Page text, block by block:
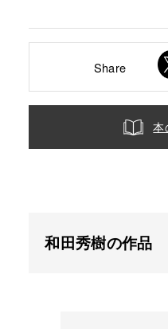
Share
本
和田秀樹の作品